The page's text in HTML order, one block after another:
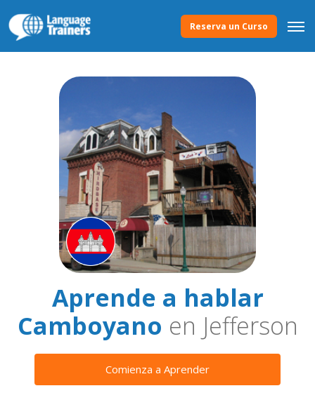
Reserva un Curso
Aprende a hablar
Camboyano en Jefferson
Comienza a Aprender